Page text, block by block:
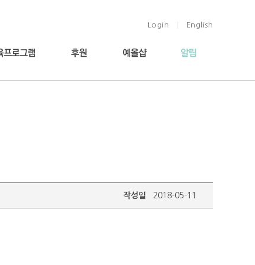
Login English
작성일 2018-05-11